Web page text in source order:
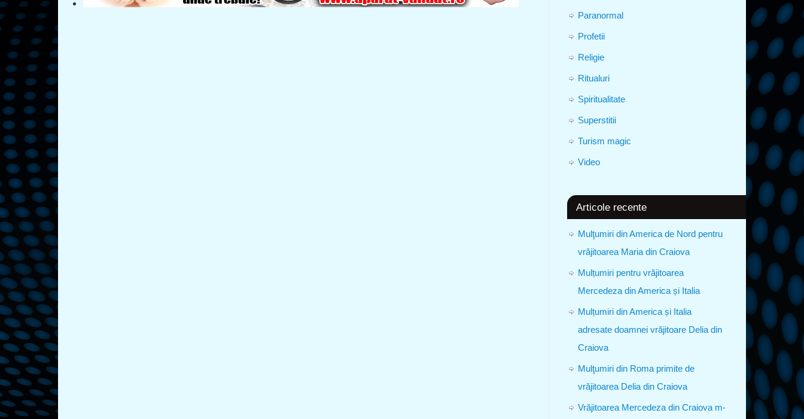
Paranormal
Profetii
Religie
Ritualuri
Spiritualitate
Superstitii
Turism magic
Video
Articole recente
Mulţumiri din America de Nord pentru
vrăjitoarea Maria din Craiova
Mulțumiri pentru vrăjitoarea
Mercedeza din America și Italia
Mulțumiri din America și Italia
adresate doamnei vrăjitoare Delia din
Craiova
Mulţumiri din Roma primite de
vrăjitoarea Delia din Craiova
Vrăjitoarea Mercedeza din Craiova m-